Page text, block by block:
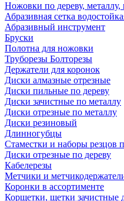
Ножовки по дереву, металлу,
Абразивная сетка
Абразивный инструмент
Бруски
Полотна для ножовки
Труборезы Болторезы
Держатели для коронок
Диски алмазные отрезные
Диски пильные по дереву
Диски зачистные по металлу
Диски отрезные по металлу
Диски резиновый
Длинногубцы
Стаместки и наборы резцов
Диски отрезные по дереву
Кабелерезы
Метчики и
Коронки в ассортименте
Корщетки, щетки